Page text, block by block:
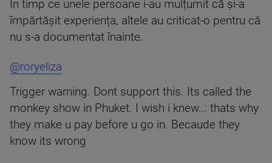
În timp ce unele persoane i-au mulțumit că și-a
împărtășit experiența, altele au criticat-o pentru că
nu s-a documentat înainte.
@roryeliza
Trigger warning. Dont support this. Its called the
monkey show in Phuket. I wish i knew..: thats why
they make u pay before u go in. Becaude they
know its wrong